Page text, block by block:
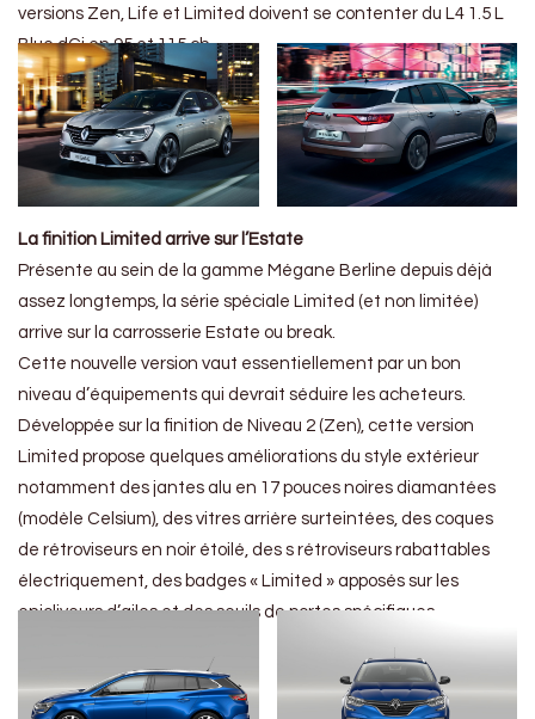
versions Zen, Life et Limited doivent se contenter du L4 1.5 L
Blue dCi en 95 et 115 ch.
La finition Limited arrive sur l’Estate
Présente au sein de la gamme Mégane Berline depuis déjà
assez longtemps, la série spéciale Limited (et non limitée)
arrive sur la carrosserie Estate ou break.
Cette nouvelle version vaut essentiellement par un bon
niveau d’équipements qui devrait séduire les acheteurs.
Développée sur la finition de Niveau 2 (Zen), cette version
Limited propose quelques améliorations du style extérieur
notamment des jantes alu en 17 pouces noires diamantées
(modèle Celsium), des vitres arrière surteintées, des coques
de rétroviseurs en noir étoilé, des s rétroviseurs rabattables
électriquement, des badges « Limited » apposés sur les
enjoliveurs d’ailes et des seuils de portes spécifiques.